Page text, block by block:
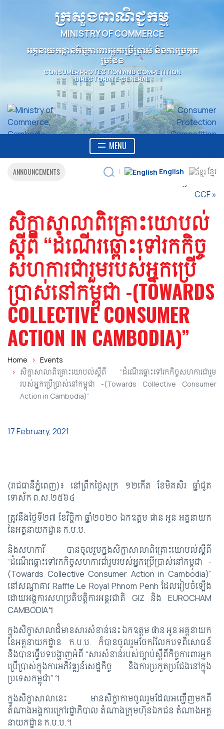
ក្រសួងពាណិជ្ជកម្ម
MINISTRY OF COMMERCE
អគ្គនាយកដ្ឋានកិច្ចការពារអ្នកប្រើប្រាស់ និងការប្រកួត
ប្រជែង
CONSUMER PROTECTION AND COMPETITION
DIRECTORATE-GENERAL
MENU
ANNOUNCEMENTS | English ខ្មែរ
Name
SEARCH
សិក្ខាសាលាពិគ្រោះយោបល់
ស្ដីពី “ដំណើរឆ្ពោះទៅរកកិច្ច
សហការជារួមរបស់អ្នកប្រើ
ប្រាស់នៅកម្ពុជា -(TOWARDS
COLLECTIVE CONSUMER
ACTION IN CAMBODIA)”
Home
Events
សិក្ខាសាលាពិគ្រោះយោបល់ស្ដីពី “ដំណើរឆ្ពោះទៅរកកិច្ចសហការជារួម
របស់អ្នកប្រើប្រាស់នៅកម្ពុជា -(Towards Collective Consumer
Action in Cambodia)”
17 February, 2021
(រាជធានីភ្នំពេញ)៖ នៅព្រឹកថ្ងៃសុក្រ ១២កើត ខែមិគសិរ ឆ្នាំជូត
ទោស័ក ព.ស.២៥៦៤
ត្រូវនឹងថ្ងៃទី២៧ ខែវិច្ឆិកា ឆ្នាំ២០២០ ឯកឧត្ដម ផាន អូន អគ្គនាយក
នៃអគ្គនាយកដ្ឋាន ក.ប.ប.
និងសហការី បានចូលរួមក្នុងសិក្ខាសាលាពិគ្រោះយោបល់ស្ដីពី
“ដំណើរឆ្ពោះទៅរកកិច្ចសហការជារួមរបស់អ្នកប្រើប្រាស់នៅកម្ពុជា -
(Towards Collective Consumer Action in Cambodia)”
នៅសណ្ឋាគារ Raffle Le Royal Phnom Penh ដែលរៀបចំឡើង
ដោយអង្គការសហប្រតិបត្តិការអន្តរជាតិ GIZ និង EUROCHAM
CAMBODIA។
ក្នុងសិក្ខាសាលាដ៏មានសារសំខាន់នេះ ឯកឧត្ដម ផាន អូន អគ្គនាយក
នៃអគ្គនាយកដ្ឋាន ក.ប.ប. ក៏បានចូលរួមចែករំលែកបទពិសោធន៍
និងបានធ្វើបទបង្ហាញអំពី “សារសំខាន់របស់ច្បាប់ស្ដីពីកិច្ចការពារអ្នក
ប្រើប្រាស់ក្នុងការអភិវឌ្ឍន៍សេដ្ឋកិច្ច និងការប្រកួតប្រជែងនៅក្នុង
ប្រទេសកម្ពុជា” ។
ក្នុងសិក្ខាសាលានេះ មានសិក្ខាកាមចូលរួមដែលអញ្ជើញមកពី
តំណាងអង្គការក្រៅរដ្ឋាភិបាល តំណាងក្រុមហ៊ុនឯកជន តំណាងអគ្គ
នាយកដ្ឋាន ក.ប.ប.។